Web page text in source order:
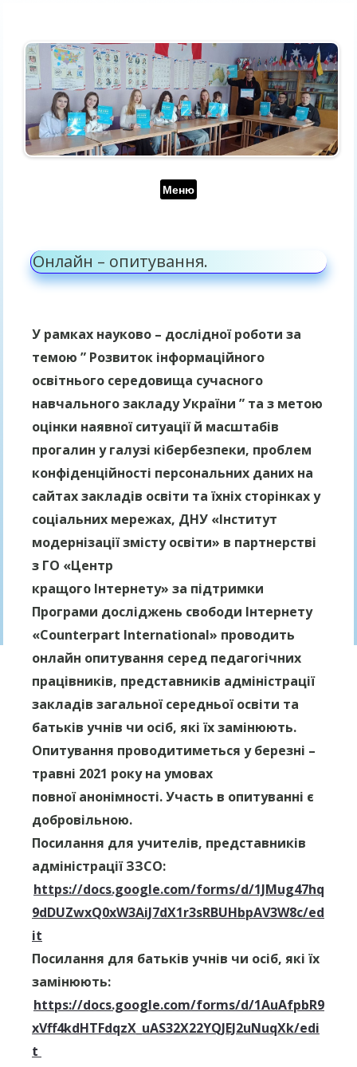
Меню
Онлайн – опитування.
У рамках науково – дослідної роботи за
темою ” Розвиток інформаційного
освітнього середовища сучасного
навчального закладу України ” та з метою
оцінки наявної ситуації й масштабів
прогалин у галузі кібербезпеки, проблем
конфіденційності персональних даних на
сайтах закладів освіти та їхніх сторінках у
соціальних мережах, ДНУ «Інститут
модернізації змісту освіти» в партнерстві
з ГО «Центр
кращого Інтернету» за підтримки
Програми досліджень свободи Інтернету
«Counterpart International» проводить
онлайн опитування серед педагогічних
працівників, представників адміністрації
закладів загальної середньої освіти та
батьків учнів чи осіб, які їх замінюють.
Опитування проводитиметься у березні –
травні 2021 року на умовах
повної анонімності. Участь в опитуванні є
добровільною.
Посилання для учителів, представників
адміністрації ЗЗСО:
https://docs.google.com/forms/d/1JMug47hq
9dDUZwxQ0xW3AiJ7dX1r3sRBUHbpAV3W8c/ed
it
Посилання для батьків учнів чи осіб, які їх
замінюють:
https://docs.google.com/forms/d/1AuAfpbR9
xVff4kdHTFdqzX_uAS32X22YQJEJ2uNuqXk/edi
t